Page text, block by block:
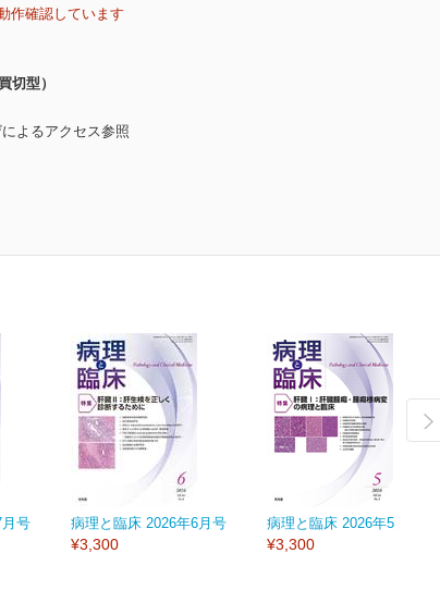
作確認しています
切型）
よるアクセス参照
号 病理と臨床 2026年6月号
¥3,300
病理と臨床 2026年5月号
¥3,300